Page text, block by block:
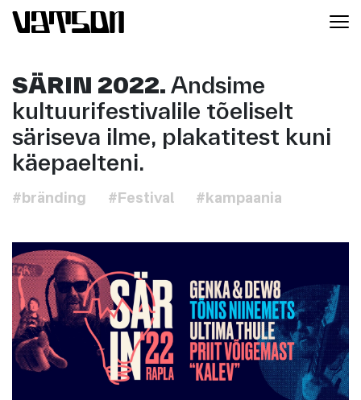
SÄRIN 2022. Andsime
kultuurifestivalile tõeliselt
säriseva ilme, plakatitest kuni
käepaelteni.
#bränding #Festival #kampaania